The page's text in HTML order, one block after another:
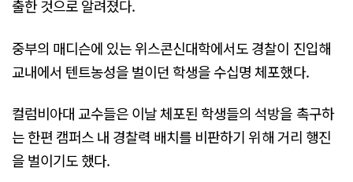
출한 것으로 알려졌다.
중부의 매디슨에 있는 위스콘신대학에서도 경찰이 진입해
교내에서 텐트농성을 벌이던 학생을 수십명 체포했다.
컬럼비아대 교수들은 이날 체포된 학생들의 석방을 촉구하
는 한편 캠퍼스 내 경찰력 배치를 비판하기 위해 거리 행진
을 벌이기도 했다.